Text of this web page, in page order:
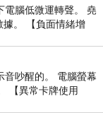
電腦低微運轉聲。 堯
。 【負面情緒增
音吵醒的。 電腦螢幕
【異常卡牌使用